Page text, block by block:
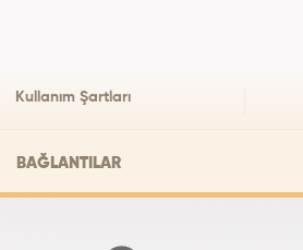
Kullanım Şartları
BAĞLANTILAR